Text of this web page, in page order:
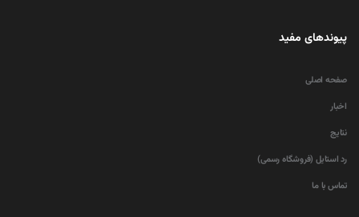
پیوندهای مفید
صفحه اصلی
اخبار
نتایج
رد استایل (فروشگاه رسمی)
تماس با ما